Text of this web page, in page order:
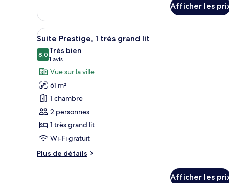
grand
lit
Chambre
Prestige,
1
très
grand
Afficher les
Afficher
toutes
les
photos
pour
ce
type
de
chambre :
Suite
Prestige,
Une chambre d’hôtel
7
Suite Prestige, 1 très grand lit
8,08,0 sur 10
Très bien
1 avis
(1 avis)
Vue sur la ville
61 m²
1 chambre
2 personnes
1 très grand lit
Wi-Fi gratuit
Plus de détails
Plus
Afficher les